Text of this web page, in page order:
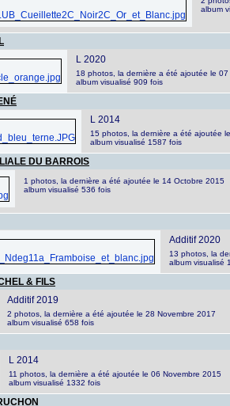
album
L 2020
18 photos, la dernière a été ajoutée le
album visualisé 909 fois
L 2014
15 photos, la dernière a été ajoutée
album visualisé 1587 fois
DU BARROIS
1 photos, la dernière a été ajoutée le 14 Octobre 2015
album visualisé 536 fois
Additif 2020
13 photos, la
album visualisé
& FILS
Additif 2019
2 photos, la dernière a été ajoutée le 28 Novembre 2017
album visualisé 658 fois
L 2014
11 photos, la dernière a été ajoutée le 06 Novembre 2015
album visualisé 1332 fois